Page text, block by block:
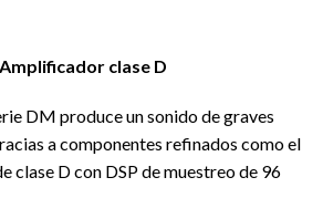
Amplificador clase D
DM produce un sonido de graves
a componentes refinados como el
clase D con DSP de muestreo de 96